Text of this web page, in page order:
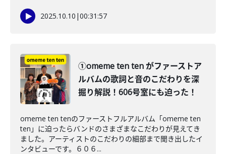
2025.10.10 |00:31:57
①omeme ten ten がファーストア
ルバムの歌詞と音のこだわりを深
掘り解説！606号室にも迫った！
omeme ten tenのファーストフルアルバム「omeme ten
ten」に迫ったらバンドのさまざまなこだわりが見えてき
ました。アーティストのこだわりの細部まで聞き出したイ
ンタビューです。６０６...